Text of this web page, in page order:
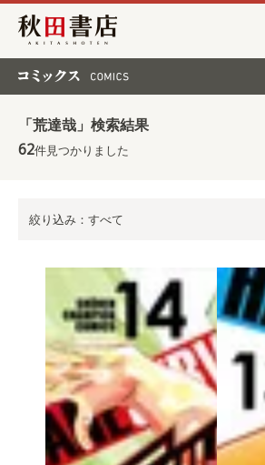
秋田書店
「荒達哉」検索結果
62件見つかりました
絞り込み：すべて